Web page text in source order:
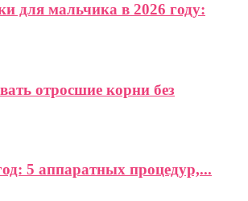
для мальчика в 2026 году:
отросшие корни без
5 аппаратных процедур,...